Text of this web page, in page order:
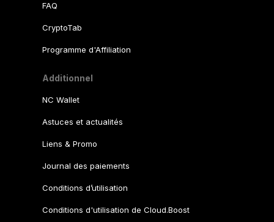
FAQ
CryptoTab
Programme d'Affiliation
Additionnel
NC Wallet
Astuces et actualités
Liens & Promo
Journal des paiements
Conditions d’utilisation
Conditions d'utilisation de Cloud.Boost